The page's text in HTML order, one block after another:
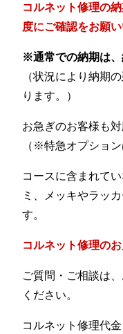
コルネット修理の
度にご確認をお願い
※通常での納期は、
（状況により納期
ります。）
お急ぎのお客様も
（※特急オプション
コースに含まれて
ミ、メッキやラッ
す。
コルネット修理の
ご質問・ご相談は
ください。
コルネット修理代